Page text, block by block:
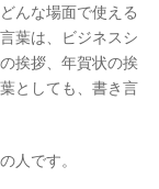
んな場面で使える
葉は、ビジネスシ
挨拶、年賀状の挨
としても、書き言
人です。
#
ビ
ー
チ
フ